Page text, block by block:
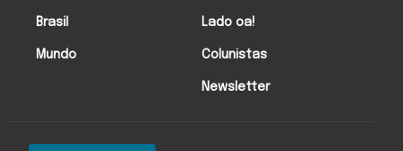
Brasil
Mundo
Lado oa!
Colunistas
Newsletter